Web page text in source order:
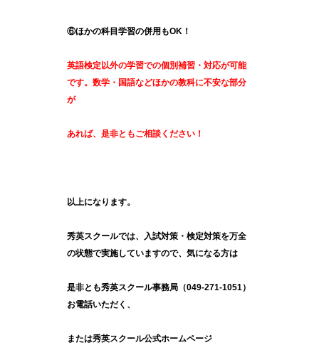
⑥ほかの科目学習の併用もOK！
英語検定以外の学習での個別補習・対応が可能
です。数学・国語などほかの教科に不安な部分
が
あれば、是非ともご相談ください！
以上になります。
秀英スクールでは、入試対策・検定対策を万全
の状態で実施していますので、気になる方は
是非とも秀英スクール事務局（049-271-1051）
お電話いただく、
または秀英スクール公式ホームページ